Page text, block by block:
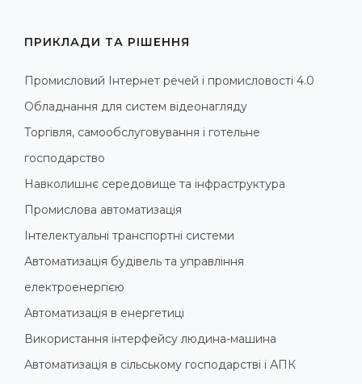
ПРИКЛАДИ ТА РІШЕННЯ
Промисловий Інтернет речей і промисловості 4.0
Обладнання для систем відеонагляду
Торгівля, самообслуговування і готельне
господарство
Навколишнє середовище та інфраструктура
Промислова автоматизація
Інтелектуальні транспортні системи
Автоматизація будівель та управління
електроенергією
Автоматизація в енергетиці
Використання інтерфейсу людина-машина
Автоматизація в сільському господарстві і АПК